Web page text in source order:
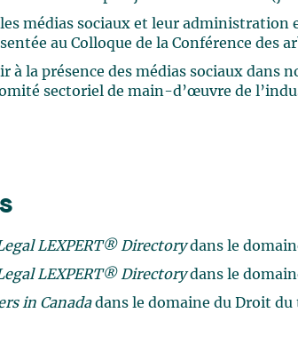
médias sociaux et leur administration
au Colloque de la Conférence des
à la présence des médias sociaux dans
sectoriel de main-d’œuvre de
LEXPERT® Directory dans le
LEXPERT® Directory dans le
in Canadadans le domaine du Droit du